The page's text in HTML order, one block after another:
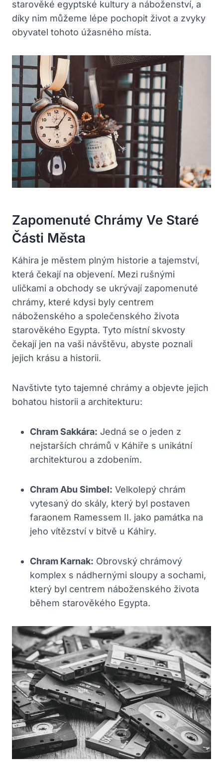
starověké egyptské kultury a náboženství, a
díky nim můžeme lépe pochopit život a zvyky
obyvatel tohoto úžasného místa.
Zapomenuté Chrámy Ve Staré
Části Města
Káhira je městem plným historie a tajemství,
která čekají na objevení. Mezi rušnými
uličkami a obchody se ukrývají zapomenuté
chrámy, které kdysi byly centrem
náboženského a společenského života
starověkého Egypta. Tyto místní skvosty
čekají jen na vaši návštěvu, abyste poznali
jejich krásu a historii.
Navštivte tyto tajemné chrámy a objevte jejich
bohatou historii a architekturu:
Chram Sakkára: Jedná se o jeden z
nejstarších chrámů v Káhiře s unikátní
architekturou a zdobením.
Chram Abu Simbel: Velkolepý chrám
vytesaný do skály, který byl postaven
faraonem Ramessem II. jako památka na
jeho vítězství v bitvě u Káhiry.
Chram Karnak: Obrovský chrámový
komplex s nádhernými sloupy a sochami,
který byl centrem náboženského života
během starověkého Egypta.